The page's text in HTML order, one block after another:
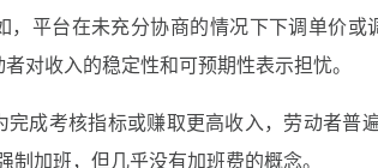
，平台在未充分协商的情况下下调单价或
对收入的稳定性和可预期性表示担忧。
完成考核指标或赚取更高收入，劳动者普
制加班，但几乎没有加班费的概念。